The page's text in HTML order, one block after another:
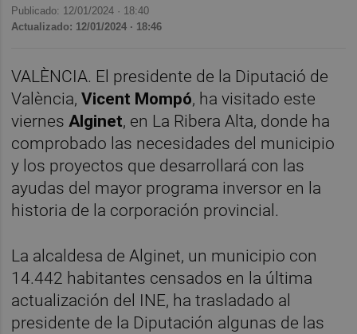
Publicado: 12/01/2024 · 18:40
Actualizado: 12/01/2024 · 18:46
VALÈNCIA. El presidente de la Diputació de
València,Vicent Mompó, ha visitado este
viernes Alginet, en La Ribera Alta, donde ha
comprobado las necesidades del municipio
y los proyectos que desarrollará con las
ayudas del mayor programa inversor en la
historia de la corporación provincial.
La alcaldesa de Alginet, un municipio con
14.442 habitantes censados en la última
actualización del INE, ha trasladado al
presidente de la Diputación algunas de las